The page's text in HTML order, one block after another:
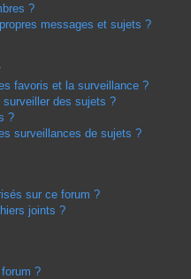
?
messages et sujets ?
favoris et la surveillance ?
des sujets ?
?
surveillances de sujets ?
sur ce forum ?
joints ?
?